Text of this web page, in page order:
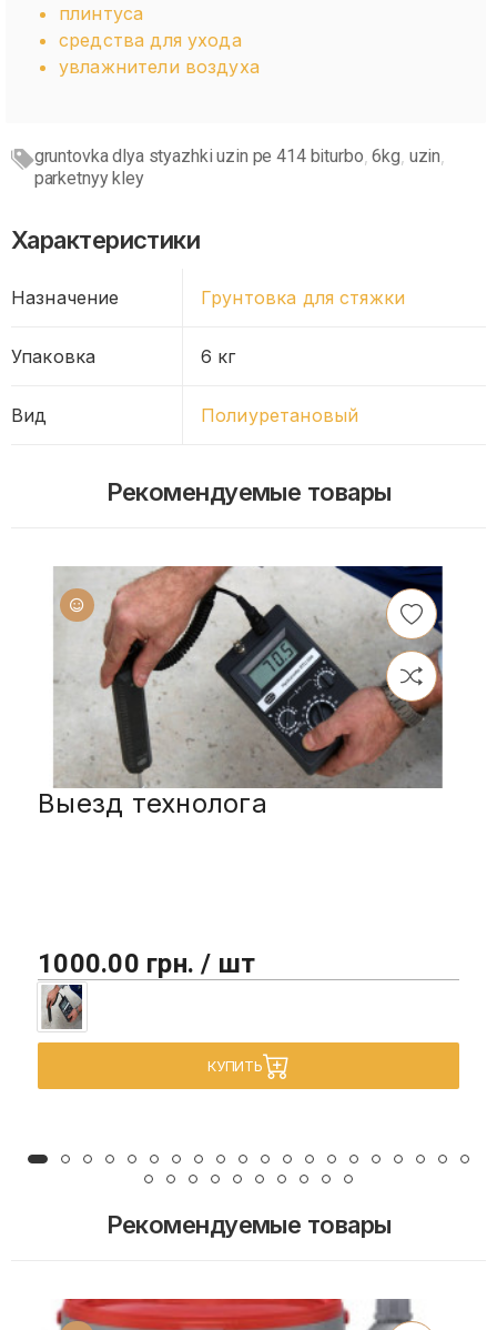
плинтуса
средства для ухода
увлажнители воздуха
gruntovka dlya styazhki uzin pe 414 biturbo ,6kg uzin
parketnyy kley
Характеристики
Назначение Грунтовка для стяжки
Упаковка 6 кг
Вид Полиуретановый
Рекомендуемые товары
Выезд технолога
1000.00 грн. / шт
КУПИТЬ
Рекомендуемые товары